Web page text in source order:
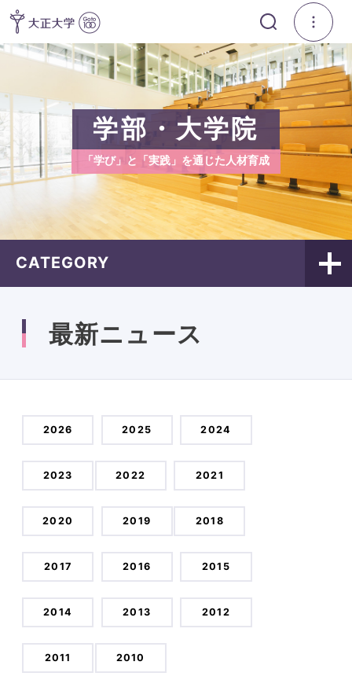
学部・大学院
「学び」と「実践」を通じた人材育成
CATEGORY
最新ニュース
2026 2025 2024
2023 2022 2021
2020 2019 2018
2017 2016 2015
2014 2013 2012
2011 2010